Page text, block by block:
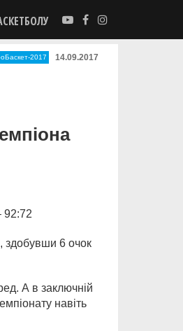
2017 14.09.2017
92:72
здобувши 6 очок
А в заключній
навіть